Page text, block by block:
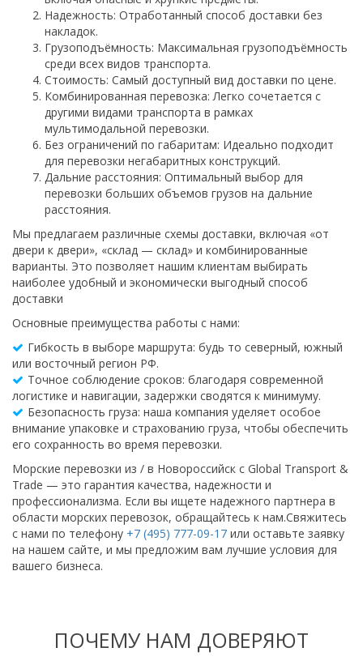
Надежность: Отработанный способ доставки без
накладок.
Грузоподъёмность: Максимальная грузоподъёмность
среди всех видов транспорта.
Стоимость: Самый доступный вид доставки по цене.
Комбинированная перевозка: Легко сочетается с
другими видами транспорта в рамках
мультимодальной перевозки.
Без ограничений по габаритам: Идеально подходит
для перевозки негабаритных конструкций.
Дальние расстояния: Оптимальный выбор для
перевозки больших объемов грузов на дальние
расстояния.
Мы предлагаем различные схемы доставки, включая «от
двери к двери», «склад — склад» и комбинированные
варианты. Это позволяет нашим клиентам выбирать
наиболее удобный и экономически выгодный способ
доставки
Основные преимущества работы с нами:
Гибкость в выборе маршрута: будь то северный, южный
или восточный регион РФ.
Точное соблюдение сроков: благодаря современной
логистике и навигации, задержки сводятся к минимуму.
Безопасность груза: наша компания уделяет особое
внимание упаковке и страхованию груза, чтобы обеспечить
его сохранность во время перевозки.
Морские перевозки из / в Новороссийск с Global Transport &
Trade — это гарантия качества, надежности и
профессионализма. Если вы ищете надежного партнера в
области морских перевозок, обращайтесь к нам.Свяжитесь
с нами по телефону +7 (495) 777-09-17 или оставьте заявку
на нашем сайте, и мы предложим вам лучшие условия для
вашего бизнеса.
ПОЧЕМУ НАМ ДОВЕРЯЮТ